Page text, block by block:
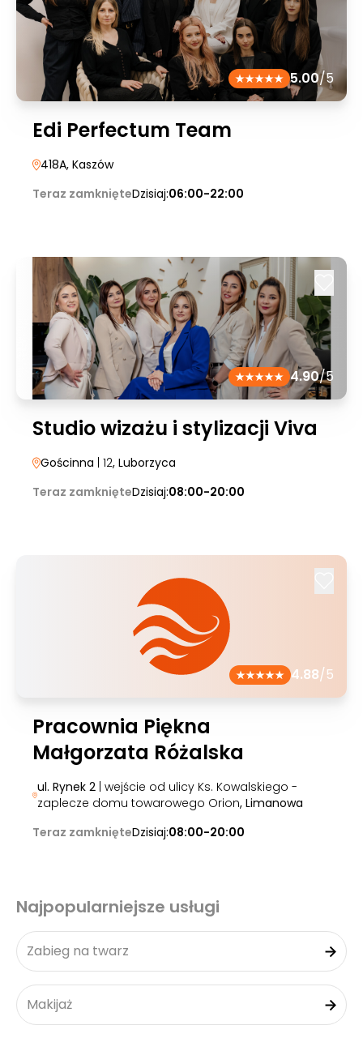
5.00/5
Edi Perfectum Team
418A, Kaszów
Teraz zamknięteDzisiaj:06:00-22:00
4.90/5
Studio wizażu i stylizacji Viva
Gościnna | 12, Luborzyca
Teraz zamknięteDzisiaj:08:00-20:00
4.88/5
Pracownia Piękna
Małgorzata Różalska
ul. Rynek 2| wejście od ulicy Ks. Kowalskiego -
zaplecze domu towarowego Orion, Limanowa
Teraz zamknięteDzisiaj:08:00-20:00
Najpopularniejsze usługi
Zabieg na twarz
Makijaż